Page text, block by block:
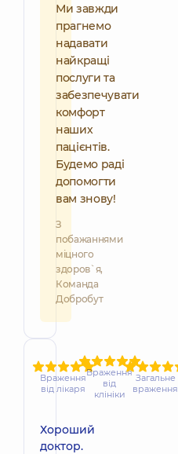
Ми завжди
прагнемо
надавати
найкращі
послуги та
забезпечувати
комфорт
наших
пацієнтів.
Будемо раді
допомогти
вам знову!
З
побажаннями
міцного
здоров`я,
Команда
Добробут
Враження
від лікаря
Враження
від
клініки
Загальне
враження
Хороший
доктор.